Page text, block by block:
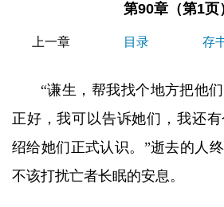
第90章（第1页
上一章 目录 存
“谦生，帮我找个地方把他
正好，我可以告诉她们，我还
绍给她们正式认识。”逝去的人
不该打扰亡者长眠的安息。